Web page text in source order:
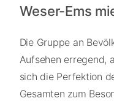
Weser-Ems
Die Gruppe an
Aufsehen erregend,
sich die Perfektion
Gesamten zum